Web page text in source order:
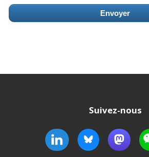
Envoyer
Suivez-nous